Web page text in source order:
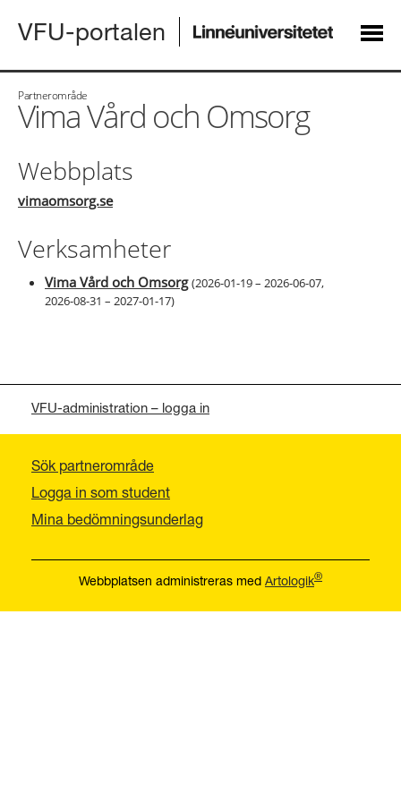
VFU-portalen
Partnerområde
Vima Vård och Omsorg
Webbplats
vimaomsorg.se
Verksamheter
Vima Vård och Omsorg (2026-01-19 – 2026-06-07,
2026-08-31 – 2027-01-17)
VFU-administration – logga in
Sök partnerområde
Logga in som student
Mina bedömningsunderlag
Webbplatsen administreras med Artologik®